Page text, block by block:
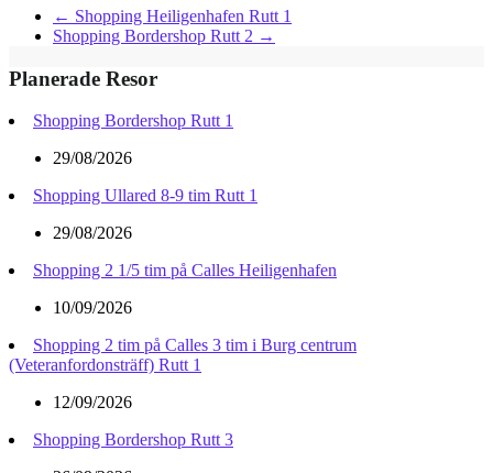
← Shopping Heiligenhafen Rutt 1
Shopping Bordershop Rutt 2 →
Planerade Resor
Shopping Bordershop Rutt 1
29/08/2026
Shopping Ullared 8-9 tim Rutt 1
29/08/2026
Shopping 2 1/5 tim på Calles Heiligenhafen
10/09/2026
Shopping 2 tim på Calles 3 tim i Burg centrum
(Veteranfordonsträff) Rutt 1
12/09/2026
Shopping Bordershop Rutt 3